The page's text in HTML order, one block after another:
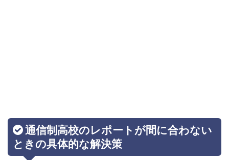
通信制高校のレポートが間に合わない
ときの具体的な解決策